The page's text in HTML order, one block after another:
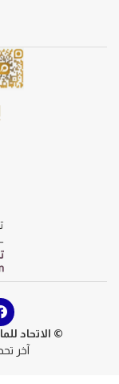
© الاتحاد
آخر